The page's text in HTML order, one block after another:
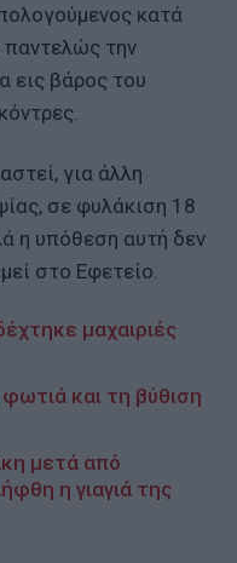
κατά
παντελώς την
εις βάρος του
για άλλη
σε φυλάκιση 18
η υπόθεση αυτή δεν
στο Εφετείο.
μαχαιριές
και τη βύθιση
μετά από
η γιαγιά της